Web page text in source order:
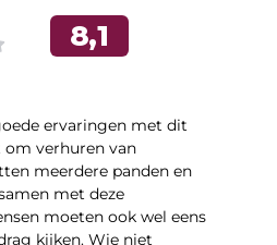
ervaringen met dit
verhuren van
meerdere panden en
met deze
moeten ook wel eens
kijken. Wie niet